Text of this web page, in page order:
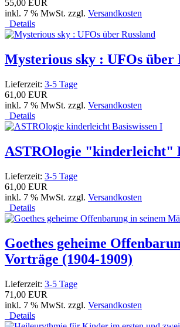
55,00 EUR
inkl. 7 % MwSt. zzgl. Versandkosten
Details
Mysterious sky : UFOs über
Lieferzeit: 3-5 Tage
61,00 EUR
inkl. 7 % MwSt. zzgl. Versandkosten
Details
ASTROlogie "kinderleicht"
Lieferzeit: 3-5 Tage
61,00 EUR
inkl. 7 % MwSt. zzgl. Versandkosten
Details
Goethes geheime
Vorträge (1904-1909)
Lieferzeit: 3-5 Tage
71,00 EUR
inkl. 7 % MwSt. zzgl. Versandkosten
Details